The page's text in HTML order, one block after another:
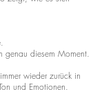
genau diesem Moment.
wieder zurück in
und Emotionen.